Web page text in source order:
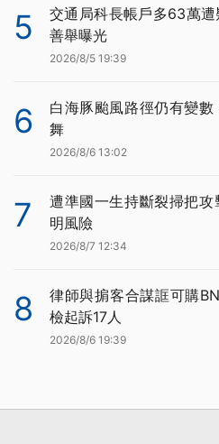
5
交通局科長帳戶多63萬
善舉曝光
2026/8/5 19:39
6
白海豚颱風路徑仍有變
舞
2026/8/6 13:02
7
遭準國一生持斷裂掃把
明風險
2026/8/7 12:34
8
律師與掮客合謀誆可購
檢起訴17人
2026/8/6 19:39